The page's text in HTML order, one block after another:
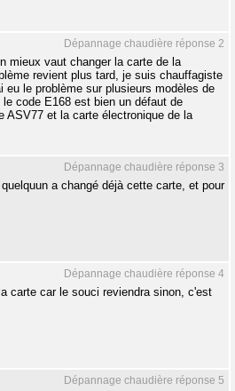
Dépannage chaudière réponse 2
mieux vaut changer la carte de la
revient plus tard, je suis chauffagiste
eu le problème sur plusieurs modèles de
le code E168 est bien un défaut de
ASV77 et la carte électronique de la
Dépannage chaudière réponse 3
a changé déjà cette carte, et pour
Dépannage chaudière réponse 4
carte car le souci reviendra sinon, c'est
Dépannage chaudière réponse 5